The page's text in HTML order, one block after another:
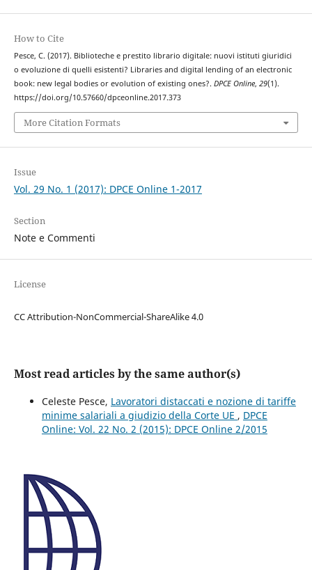
How to Cite
Pesce, C. (2017). Biblioteche e prestito librario digitale: nuovi istituti giuridici
o evoluzione di quelli esistenti? Libraries and digital lending of an electronic
book: new legal bodies or evolution of existing ones?. DPCE Online, 29(1).
https://doi.org/10.57660/dpceonline.2017.373
More Citation Formats
Issue
Vol. 29 No. 1 (2017): DPCE Online 1-2017
Section
Note e Commenti
License
CC Attribution-NonCommercial-ShareAlike 4.0
Most read articles by the same author(s)
Celeste Pesce, Lavoratori distaccati e nozione di tariffe
minime salariali a giudizio della Corte UE , DPCE
Online: Vol. 22 No. 2 (2015): DPCE Online 2/2015